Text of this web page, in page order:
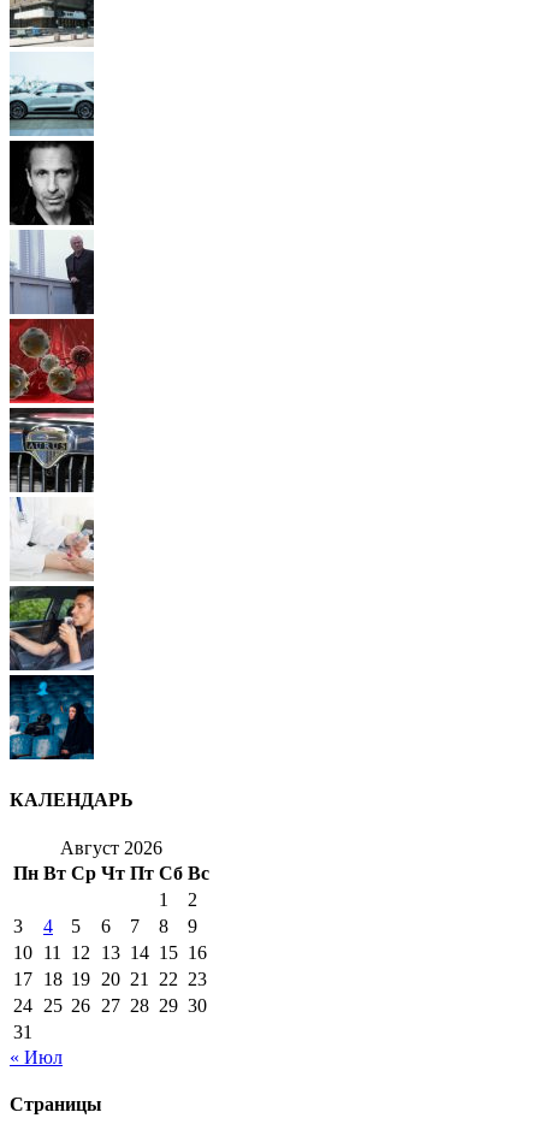
КАЛЕНДАРЬ
Август 2026
Пн Вт Ср Чт Пт Сб Вс
1
2
3
4 5 6 7 8
9
10 11 12 13 14 15 16
17 18 19 20 21 22 23
24 25 26 27 28 29 30
31
« Июл
Страницы